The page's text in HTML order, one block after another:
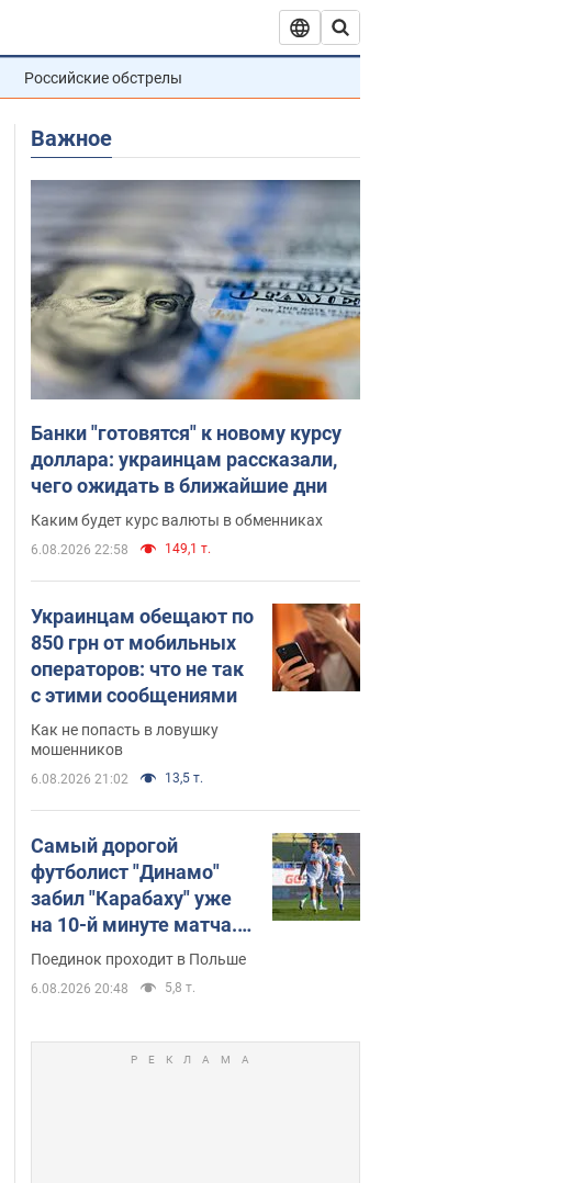
Российские обстрелы
Важное
Банки "готовятся" к новому курсу
доллара: украинцам рассказали,
чего ожидать в ближайшие дни
Каким будет курс валюты в обменниках
6.08.2026 22:58 149,1 т.
Украинцам обещают по
850 грн от мобильных
операторов: что не так
с этими сообщениями
Как не попасть в ловушку
мошенников
6.08.2026 21:02 13,5 т.
Самый дорогой
футболист "Динамо"
забил "Карабаху" уже
на 10-й минуте матча.
Видео
Поединок проходит в Польше
6.08.2026 20:48 5,8 т.